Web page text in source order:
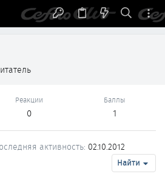
Реакции
0
Баллы
1
активность 02.10.2012
Найти